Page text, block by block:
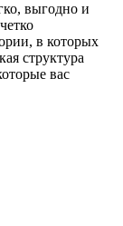
выгодно и
в которых
структура
вас